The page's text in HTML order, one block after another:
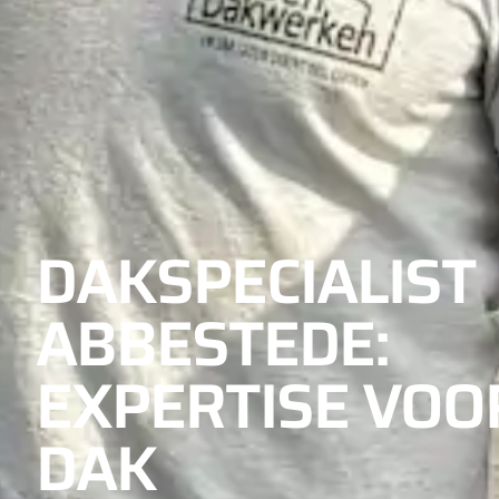
DAKSPECIALIST
ABBESTEDE:
EXPERTISE
DAK